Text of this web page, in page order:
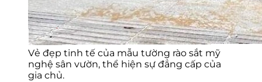
Vẻ đẹp tinh tế của mẫu tường rào sắt mỹ
nghệ sân vườn, thể hiện sự đẳng cấp của
gia chủ.